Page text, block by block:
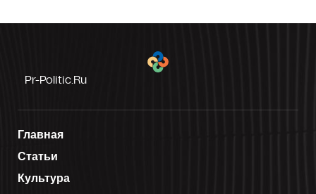
Pr-Politic.ru
Главная
Статьи
Культура